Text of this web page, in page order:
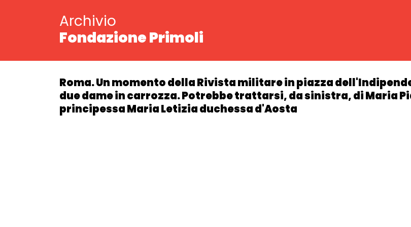
Archivio
Fondazione Primoli
Roma. Un momento della Rivista militare in piazza
due dame in carrozza. Potrebbe trattarsi, da sinistra, di Maria
principessa Maria Letizia duchessa d'Aosta